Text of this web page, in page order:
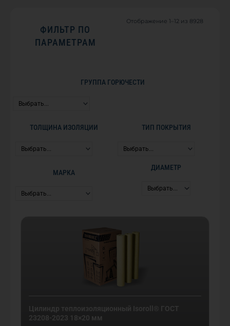
ГРУППА ГОРЮЧЕСТИ
ТИП ПОКРЫТИЯ
ТОЛЩИНА ИЗОЛЯЦИИ
ДИАМЕТР
МАРКА
ФИЛЬТР ПО
ПАРАМЕТРАМ
Отображение 1–12 из 8928
Цилиндр теплоизоляционный Isoroll® ГОСТ
23208-2023 18×20 мм